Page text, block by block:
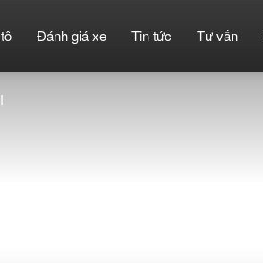
Đánh giá xe Tin tức Tư vấn